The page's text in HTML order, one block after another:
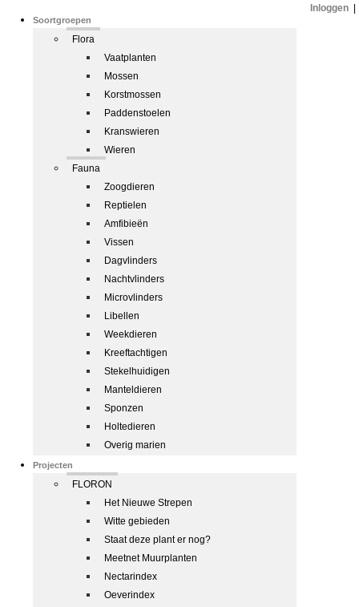
Soortgroepen
Flora
Vaatplanten
Mossen
Korstmossen
Paddenstoelen
Kranswieren
Wieren
Fauna
Zoogdieren
Reptielen
Amfibieën
Vissen
Dagvlinders
Nachtvlinders
Microvlinders
Libellen
Weekdieren
Kreeftachtigen
Stekelhuidigen
Manteldieren
Sponzen
Holtedieren
Overig marien
Projecten
FLORON
Het Nieuwe Strepen
Witte gebieden
Staat deze plant er nog?
Meetnet Muurplanten
Nectarindex
Oeverindex
Inloggen